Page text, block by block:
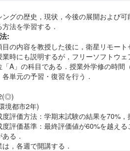
グの歴史，現状，今後の展開および
法を学習する．
:
の内容を教授した後に，衛星リモー
時にも説明するが，フリーソフトウ
A」の科目である．授業外学修の時間
単元の予習・復習を行う．
境都市2年)
評価方法：学期末試験の結果を70%
評価基準：最終評価値が60%を越え
る．
，各週で開講する．